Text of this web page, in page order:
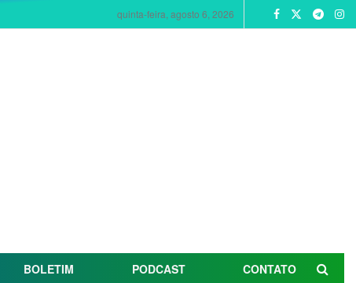
quinta-feira, agosto 6, 2026
BOLETIM PODCAST CONTATO